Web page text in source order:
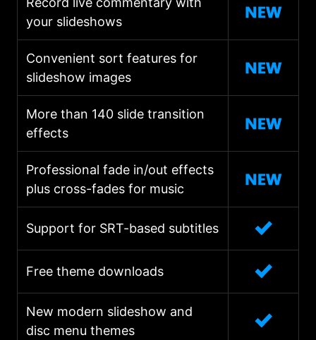
your slideshows
Convenient sort features for
slideshow images
More than 140 slide transition
effects
Professional fade in/out effects
plus cross-fades for music
Support for SRT-based subtitles
Free theme downloads
New modern slideshow and
disc menu themes